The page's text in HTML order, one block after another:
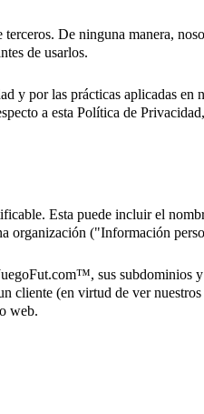
De ninguna manera,
de usarlos.
y por las prácticas aplicadas
a esta Política de
Esta puede incluir el
organización ("Información
sus subdominios
cliente (en virtud de ver
web.